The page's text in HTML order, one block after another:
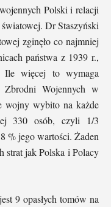
Polski i relacji
Dr Staszyński
zginęło co najmniej
państwa z 1939 r.,
Ile więcej to wymaga
Zbrodni Wojennych w
wojny wybito na każde
330 osób, czyli 1/3
% jego wartości. Żaden
strat jak Polska i Polacy
9 opasłych tomów na